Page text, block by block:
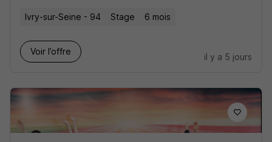
Ivry-sur-Seine - 94 Stage 6 mois
Voir l’offre
il y a 5 jours